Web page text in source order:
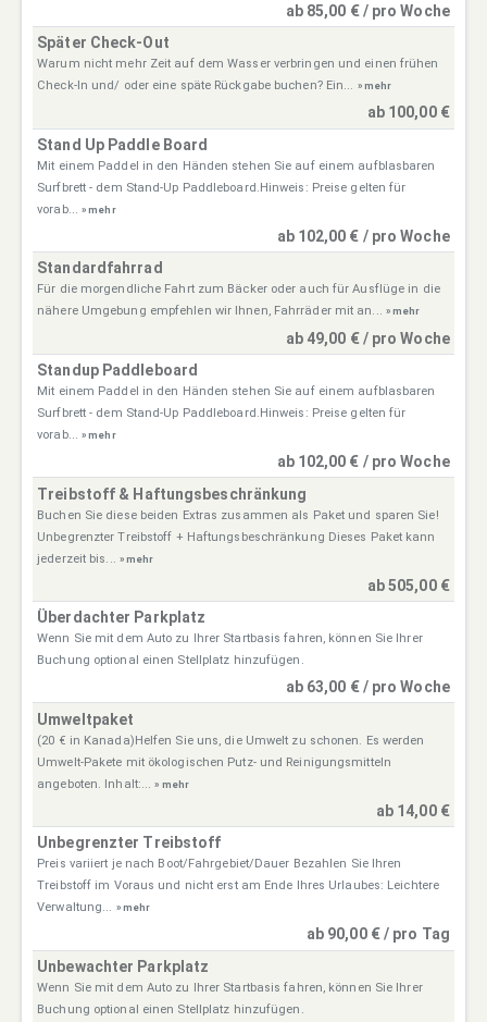
ab 85,00 € / pro Woche
Später Check-Out
Warum nicht mehr Zeit auf dem Wasser verbringen und einen frühen
Check-In und/ oder eine späte Rückgabe buchen? Ein... » mehr
ab 100,00 €
Stand Up Paddle Board
Mit einem Paddel in den Händen stehen Sie auf einem aufblasbaren
Surfbrett - dem Stand-Up Paddleboard.Hinweis: Preise gelten für
vorab...» mehr
ab 102,00 € / pro Woche
Standardfahrrad
Für die morgendliche Fahrt zum Bäcker oder auch für Ausflüge in die
nähere Umgebung empfehlen wir Ihnen, Fahrräder mit an... » mehr
ab 49,00 € / pro Woche
Standup Paddleboard
Mit einem Paddel in den Händen stehen Sie auf einem aufblasbaren
Surfbrett - dem Stand-Up Paddleboard.Hinweis: Preise gelten für
vorab...» mehr
ab 102,00 € / pro Woche
Treibstoff & Haftungsbeschränkung
Buchen Sie diese beiden Extras zusammen als Paket und sparen Sie!
Unbegrenzter Treibstoff + Haftungsbeschränkung Dieses Paket kann
jederzeit bis...
» mehr
ab 505,00 €
Überdachter Parkplatz
Wenn Sie mit dem Auto zu Ihrer Startbasis fahren, können Sie Ihrer
Buchung optional einen Stellplatz hinzufügen.
ab 63,00 € / pro Woche
Umweltpaket
(20 € in Kanada)Helfen Sie uns, die Umwelt zu schonen. Es werden
Umwelt-Pakete mit ökologischen Putz- und Reinigungsmitteln
angeboten. Inhalt:...» mehr
ab 14,00 €
Unbegrenzter Treibstoff
Preis variiert je nach Boot/Fahrgebiet/Dauer Bezahlen Sie Ihren
Treibstoff im Voraus und nicht erst am Ende Ihres Urlaubes: Leichtere
Verwaltung... » mehr
ab 90,00 € / pro Tag
Unbewachter Parkplatz
Wenn Sie mit dem Auto zu Ihrer Startbasis fahren, können Sie Ihrer
Buchung optional einen Stellplatz hinzufügen.